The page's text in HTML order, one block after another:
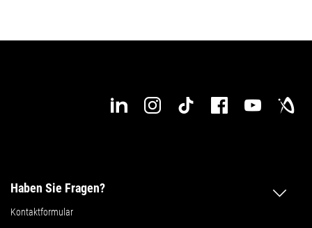
Haben Sie Fragen?
Kontaktformular